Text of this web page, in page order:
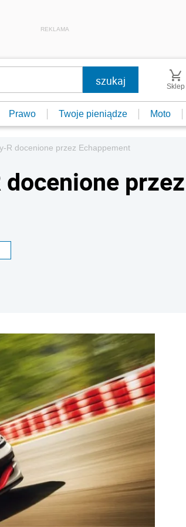
REKLAMA
Sklep
Prawo Twoje pieniądze Moto
R docenione przez Echappement
przez